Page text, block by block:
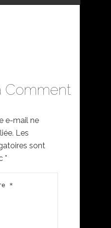
Comment
e-mail ne
Les
sont
*